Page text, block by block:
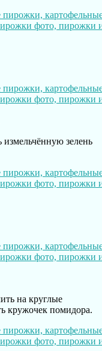
измельчённую зелень
на круглые
кружочек помидора.